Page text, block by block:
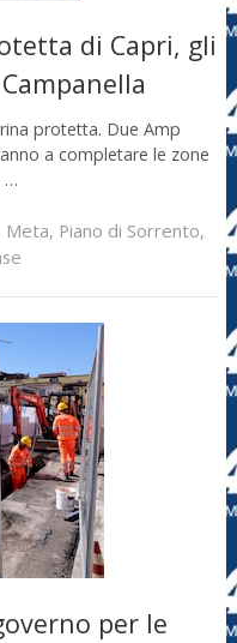
di Capri, gli
protetta. Due Amp
a completare le zone
…
Meta, Piano di Sorrento,
per le